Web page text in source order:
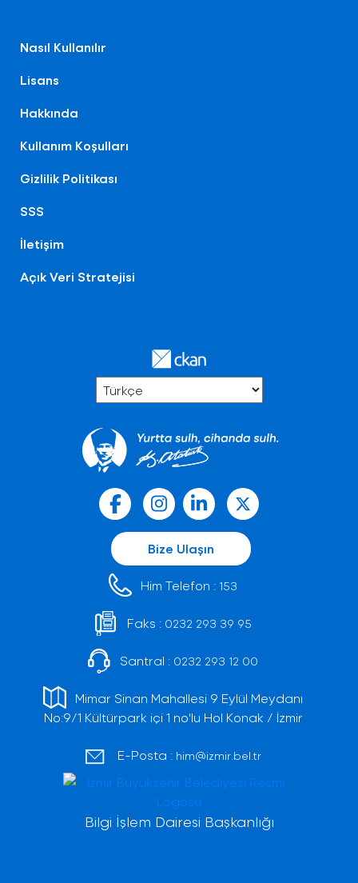
Nasıl Kullanılır
Lisans
Hakkında
Kullanım Koşulları
Gizlilik Politikası
SSS
İletişim
Açık Veri Stratejisi
Bize Ulaşın
Him Telefon : 153
Faks : 0232 293 39 95
Santral : 0232 293 12 00
Mimar Sinan Mahallesi 9 Eylül Meydanı
No:9/1 Kültürpark içi 1 no'lu Hol Konak / İzmir
E-Posta : him@izmir.bel.tr
Bilgi İşlem Dairesi Başkanlığı